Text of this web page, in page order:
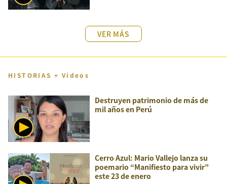
VER MÁS
HISTORIAS + Videos
Destruyen patrimonio de más de
mil años en Perú
Cerro Azul: Mario Vallejo lanza su
poemario “Manifiesto para vivir”
este 23 de enero